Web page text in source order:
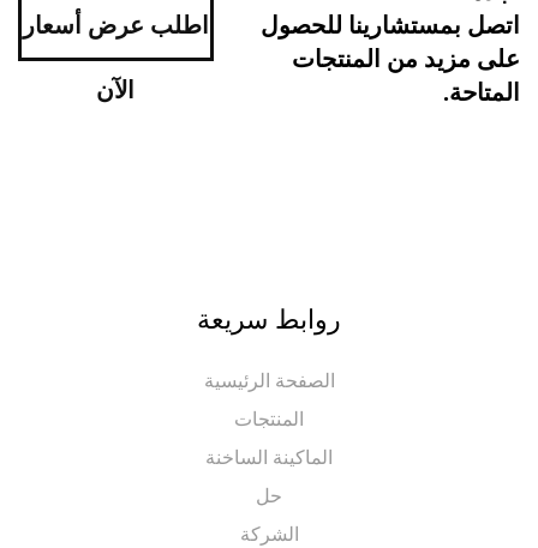
بمستشارينا للحصول
مزيد من المنتجات
اطلب عرض أسعار
روابط سريعة
الصفحة الرئيسية
المنتجات
الماكينة الساخنة
الشركة